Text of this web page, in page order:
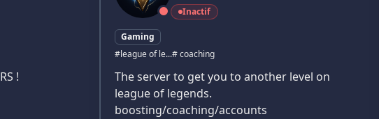
!
Inactif
Gaming
#league of le...# coaching
The server to get you to another level on
league of legends.
boosting/coaching/accounts